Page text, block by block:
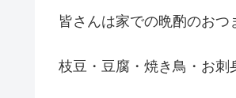
皆さんは家での晩酌のおつ
枝豆・豆腐・焼き鳥・お